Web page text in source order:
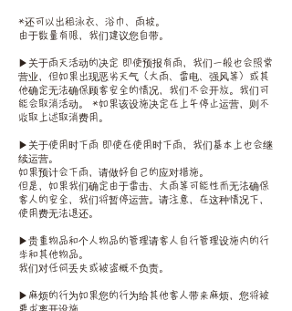
*还可以出租泳衣、浴巾、雨披。
由于数量有限，我们建议您自带。
▶︎关于雨天活动的决定 即使预报有雨，我们一般也会照常
营业，但如果出现恶劣天气（大雨、雷电、强风等）或其
他确定无法确保顾客安全的情况，我们不会开放。我们可
能会取消活动。 *如果该设施决定在上午停止运营，则不
收取上述取消费用。
▶︎关于使用时下雨 即使在使用时下雨，我们基本上也会继
续运营。
如果预计会下雨，请做好自己的应对措施。
但是，如果我们确定由于雷击、大雨等可能性而无法确保
客人的安全，我们将暂停运营。请注意，在这种情况下，
使用费无法退还。
▶︎贵重物品和个人物品的管理请客人自行管理设施内的行
李和其他物品。
我们对任何丢失或被盗概不负责。
▶︎麻烦的行为如果您的行为给其他客人带来麻烦，您将被
要求离开设施。